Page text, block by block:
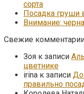
сорта
Посадка груши
Внимание:
Свежие
Зоя к записи
цветнике
irina к записи
правильно